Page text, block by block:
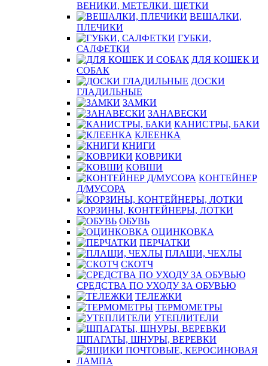
ВЕНИКИ, МЕТЕЛКИ, ЩЕТКИ
ВЕШАЛКИ,
ПЛЕЧИКИ
ГУБКИ,
САЛФЕТКИ
ДЛЯ КОШЕК И
СОБАК
ДОСКИ
ГЛАДИЛЬНЫЕ
ЗАМКИ
ЗАНАВЕСКИ
КАНИСТРЫ, БАКИ
КЛЕЕНКА
КНИГИ
КОВРИКИ
КОВШИ
КОНТЕЙНЕР
Д/МУСОРА
КОРЗИНЫ, КОНТЕЙНЕРЫ, ЛОТКИ
ОБУВЬ
ОЦИНКОВКА
ПЕРЧАТКИ
ПЛАЩИ, ЧЕХЛЫ
СКОТЧ
СРЕДСТВА ПО УХОДУ ЗА ОБУВЬЮ
ТЕЛЕЖКИ
ТЕРМОМЕТРЫ
УТЕПЛИТЕЛИ
ШПАГАТЫ, ШНУРЫ, ВЕРЕВКИ